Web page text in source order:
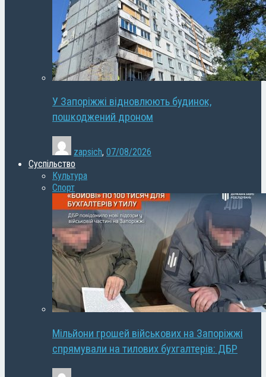
У Запоріжжі відновлюють будинок,
пошкоджений дроном
zapsich, 07/08/2026
Суспільство
Культура
Спорт
Мільйони грошей військових на Запоріжжі
спрямували на тилових бухгалтерів: ДБР